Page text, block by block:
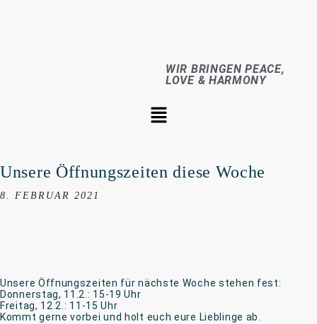
WIR BRINGEN PEACE,
LOVE & HARMONY
Unsere Öffnungszeiten diese Woche
8. FEBRUAR 2021
Unsere Öffnungszeiten für nächste Woche stehen fest:
Donnerstag, 11.2.: 15-19 Uhr
Freitag, 12.2.: 11-15 Uhr
Kommt gerne vorbei und holt euch eure Lieblinge ab.